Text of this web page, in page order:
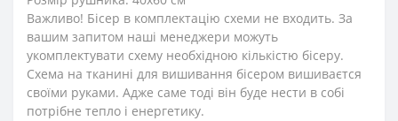
Важливо! Бісер в комплектацію схеми не входить. За
вашим запитом наші менеджери можуть
укомплектувати схему необхідною кількістю бісеру.
Схема на тканині для вишивання бісером вишиваєтся
своїми руками. Адже саме тоді він буде нести в собі
потрібне тепло і енергетику.